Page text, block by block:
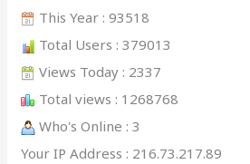
This Year : 93518
Total Users : 379013
Views Today : 2337
Total views : 1268768
Who's Online : 3
Your IP Address : 216.73.217.89